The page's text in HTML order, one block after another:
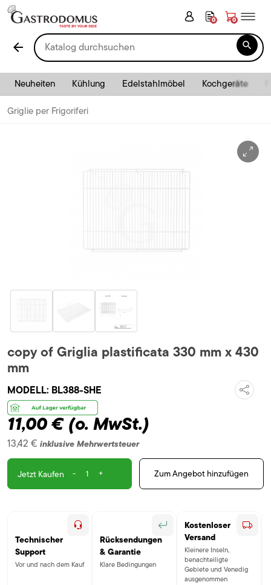
0 0
arrow_back 
Neuheiten Kühlung Edelstahlmöbel Kochgeräte
Griglie per Frigoriferi
copy of Griglia plastificata 330 mm x 430
mm
MODELL: BL388-SHE
11,00 €(o. MwSt.)
13,42 € inklusive Mehrwertsteuer
Jetzt Kaufen - + Zum Angebot hinzufügen
Technischer
Support
Vor und nach dem Kauf
Rücksendungen
& Garantie
Klare Bedingungen
Kostenloser
Versand
Kleinere Inseln,
benachteiligte
Gebiete und Venedig
ausgenommen